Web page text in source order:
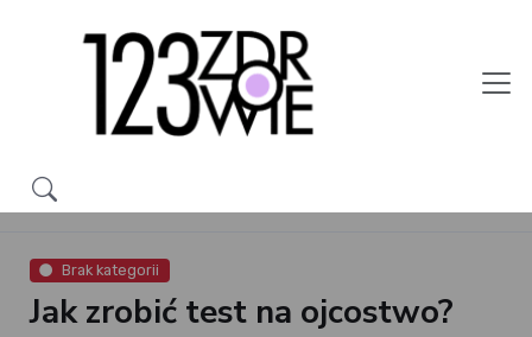
Brak kategorii
Jak zrobić test na ojcostwo?